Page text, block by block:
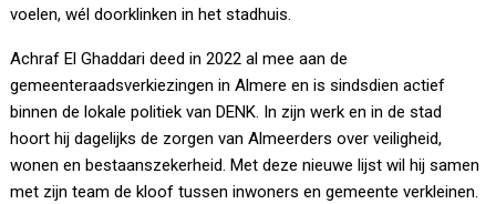
voelen, wél doorklinken in het stadhuis.
Achraf El Ghaddari deed in 2022 al mee aan de
gemeenteraadsverkiezingen in Almere en is sindsdien actief
binnen de lokale politiek van DENK. In zijn werk en in de stad
hoort hij dagelijks de zorgen van Almeerders over veiligheid,
wonen en bestaanszekerheid. Met deze nieuwe lijst wil hij samen
met zijn team de kloof tussen inwoners en gemeente verkleinen.